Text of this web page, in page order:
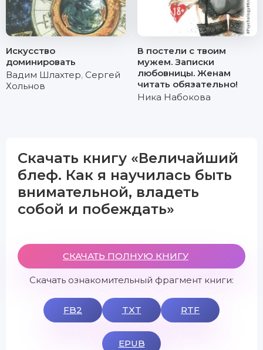
Искусство
доминировать
Вадим Шлахтер, Сергей
Хольнов
В постели с твоим
мужем. Записки
любовницы. Женам
читать обязательно!
Ника Набокова
Скачать книгу «Величайший
блеф. Как я научилась быть
внимательной, владеть
собой и побеждать»
СКАЧАТЬ ПОЛНУЮ КНИГУ
Скачать ознакомительный фрагмент книги:
FB2 TXT RTF
EPUB